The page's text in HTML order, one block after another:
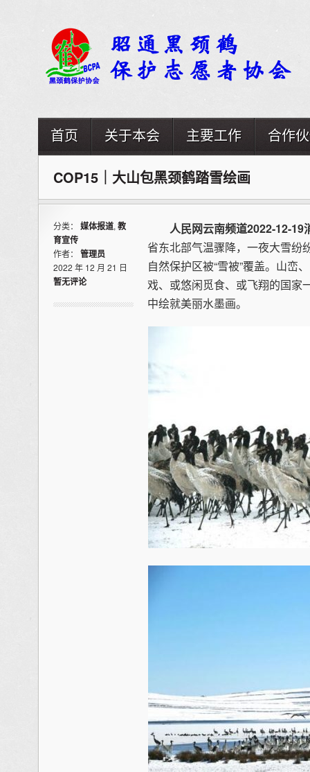
首页 关于本会 主要工作 合作
COP15｜大山包黑颈鹤踏雪绘画
分类： 媒体报道, 教
育宣传
作者： 管理员
2022 年 12 月 21 日
暂无评论
人民网云南频道2022-12-19
省东北部气温骤降，一夜大雪纷
自然保护区被“雪被”覆盖。山
戏、或悠闲觅食、或飞翔的国家
中绘就美丽水墨画。